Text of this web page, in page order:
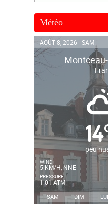
Météo
AOÛT 8, 2026 - SAM.
14
peu
WIND
5 KM/H, NNE
PRESSURE
1.01 ATM
SAM DIM